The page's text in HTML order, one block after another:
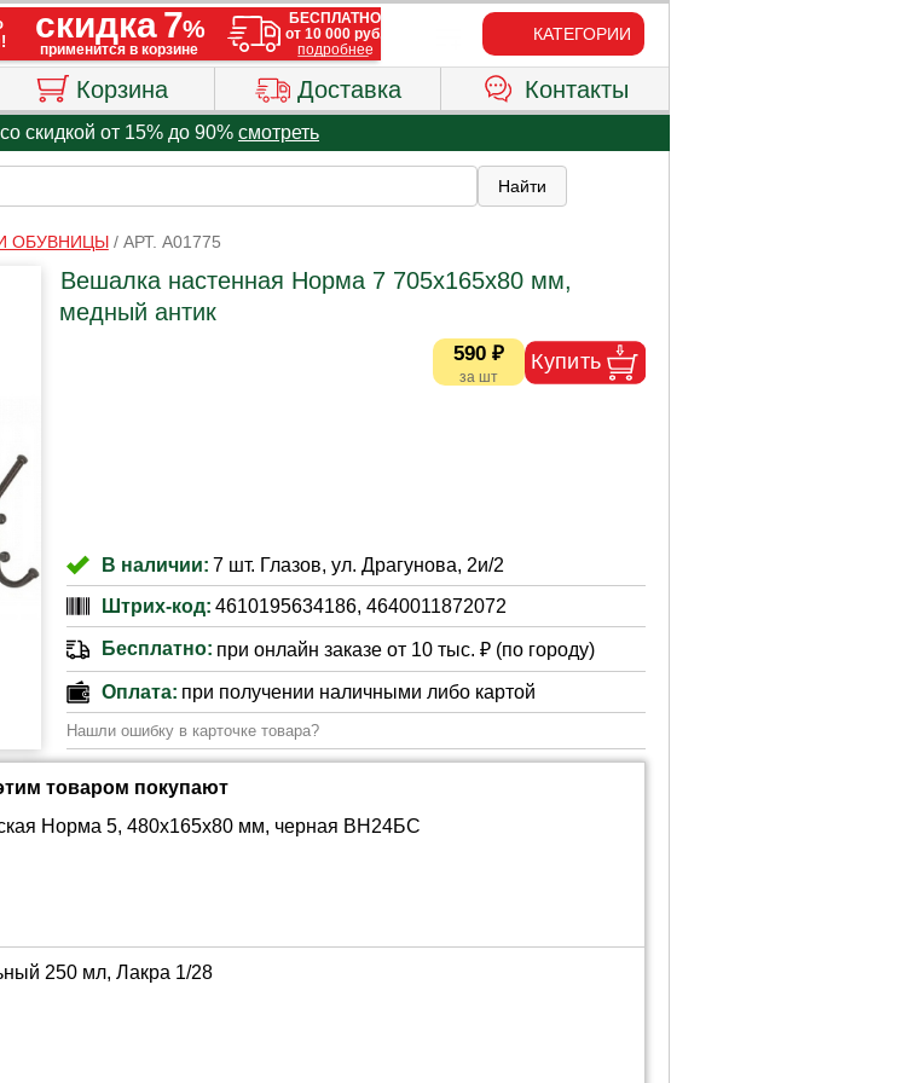
КАТЕГОРИИ
Корзина Доставка Контакты
скидкой от 15% до 90% смотреть
ОБУВНИЦЫ/ АРТ. A01775
Вешалка настенная Норма 7 705х165х80 мм,
медный антик
590 ₽
В наличии: 7 шт. Глазов, ул. Драгунова, 2и/2
Штрих-код: 4610195634186, 4640011872072
Бесплатно: при онлайн заказе от 10 тыс. ₽ (по городу)
Оплата: при получении наличными либо картой
Нашли ошибку в карточке товара?
товаром покупают
Норма 5, 480х165х80 мм, черная ВН24БС
250 мл, Лакра 1/28